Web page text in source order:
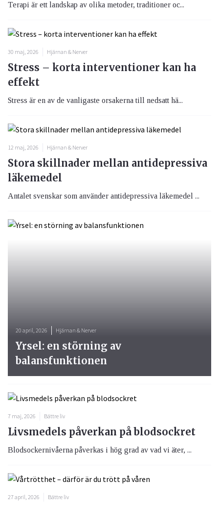
Terapi är ett landskap av olika metoder, traditioner oc...
30 maj, 2026 Hjärnan & Nerver
Stress – korta interventioner kan ha
effekt
Stress är en av de vanligaste orsakerna till nedsatt hä...
12 maj, 2026 Hjärnan & Nerver
Stora skillnader mellan antidepressiva
läkemedel
Antalet svenskar som använder antidepressiva läkemedel ...
7 maj, 2026 Bättre liv
Livsmedels påverkan på blodsockret
Blodsockernivåerna påverkas i hög grad av vad vi äter, ...
27 april, 2026 Bättre liv
20 april, 2026 Hjärnan & Nerver
Yrsel: en störning av
balansfunktionen